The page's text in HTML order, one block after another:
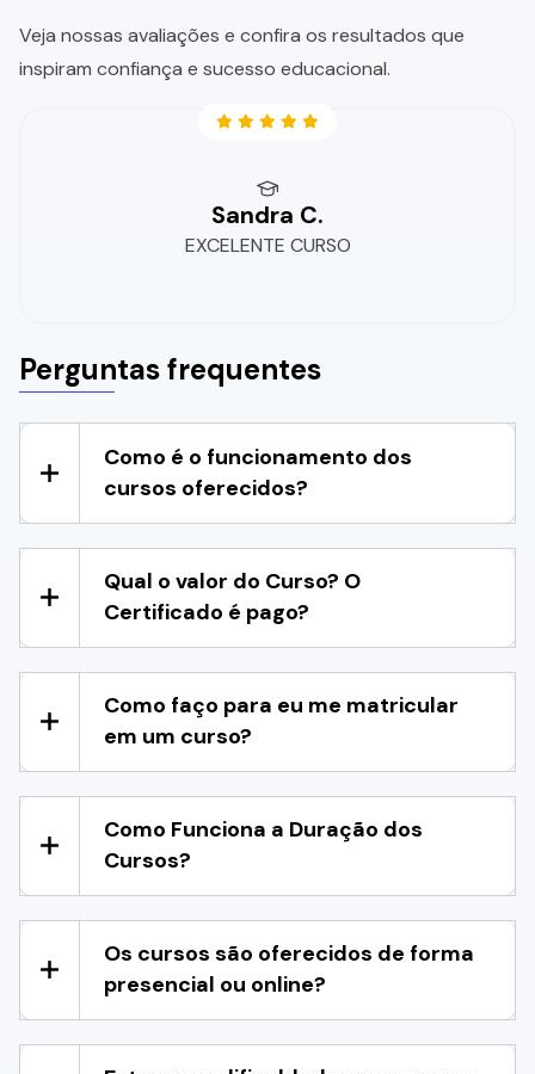
Veja nossas avaliações e confira os resultados que
inspiram confiança e sucesso educacional.
Sandra C.
EXCELENTE CURSO
Perguntas frequentes
Como é o funcionamento dos
cursos oferecidos?
Qual o valor do Curso? O
Certificado é pago?
Como faço para eu me matricular
em um curso?
Como Funciona a Duração dos
Cursos?
Os cursos são oferecidos de forma
presencial ou online?